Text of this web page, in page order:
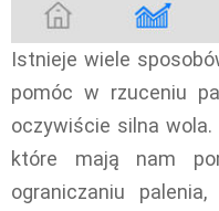
Istnieje wiele
pomóc w rzuceniu
oczywiście silna
które mają nam
ograniczaniu